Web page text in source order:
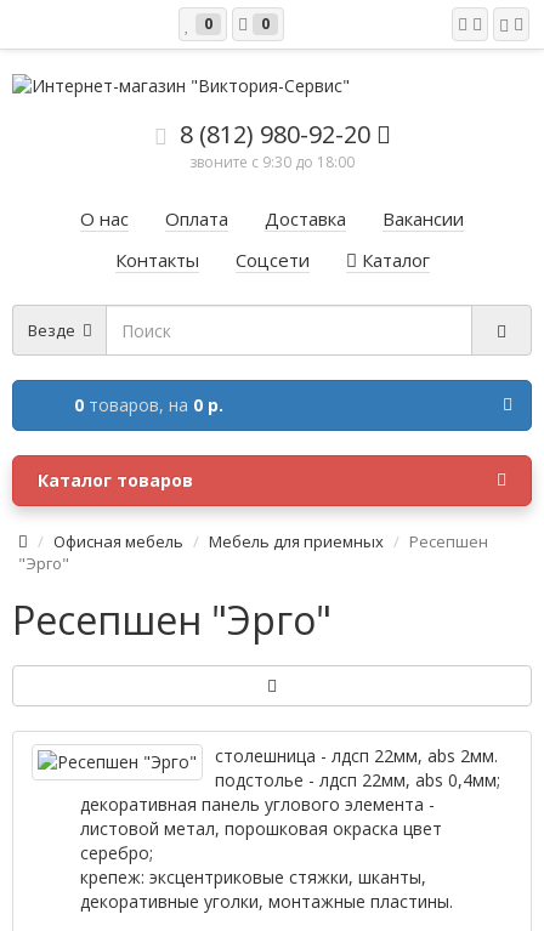
0 0
8 (812) 980-92-20
звоните с 9:30 до 18:00
О нас Оплата Доставка
Вакансии
Контакты
Соцсети Каталог
Везде
0 товаров, на 0 р.
Каталог товаров
Офисная мебель Мебель для приемных
Ресепшен
"Эрго"
Ресепшен "Эрго"
столешница - лдсп 22мм, abs 2мм.
подстолье - лдсп 22мм, abs 0,4мм;
декоративная панель углового элемента -
листовой метал, порошковая окраска цвет
серебро;
крепеж: эксцентриковые стяжки, шканты,
декоративные уголки, монтажные пластины.